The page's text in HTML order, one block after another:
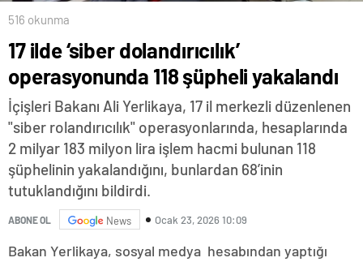
516 okunma
17 ilde ‘siber dolandırıcılık’
operasyonunda 118 şüpheli yakalandı
İçişleri Bakanı Ali Yerlikaya, 17 il merkezli düzenlenen
"siber rolandırıcılık" operasyonlarında, hesaplarında
2 milyar 183 milyon lira işlem hacmi bulunan 118
şüphelinin yakalandığını, bunlardan 68’inin
tutuklandığını bildirdi.
ABONE OL News Ocak 23, 2026 10:09
Bakan Yerlikaya, sosyal medya hesabından yaptığı